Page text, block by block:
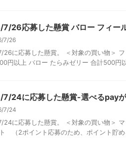
26応募した懸賞 バロー フィー
7/26
26に応募した懸賞。 ＜対象の買い物＞
円以上 バロー たらみゼリー 合計500円
24に応募した懸賞-選べるpay
7/24
24に応募した懸賞。 ＜対象の買い物＞
（2ポイント応募のため、ポイント貯